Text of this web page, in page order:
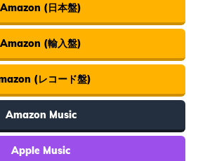
Amazon (日本盤)
Amazon (輸入盤)
(レコード盤)
Amazon Music
Apple Music